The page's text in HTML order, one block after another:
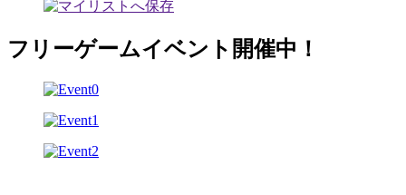
フリーゲームイベント開催中！